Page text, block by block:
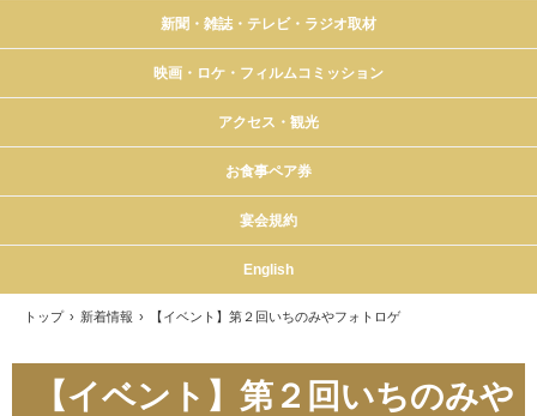
新聞・雑誌・テレビ・ラジオ取材
映画・ロケ・フィルムコミッション
アクセス・観光
お食事ペア券
宴会規約
English
トップ › 新着情報 › 【イベント】第２回いちのみやフォトロゲ
【イベント】第２回いちのみや